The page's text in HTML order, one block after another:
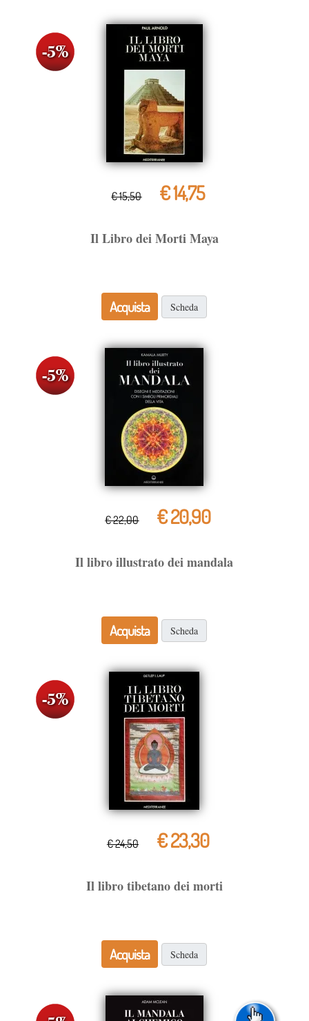
€ 15,50 € 14,75
Il Libro dei Morti Maya
Acquista Scheda
€ 22,00 € 20,90
Il libro illustrato dei mandala
Acquista Scheda
€ 24,50 € 23,30
Il libro tibetano dei morti
Acquista Scheda